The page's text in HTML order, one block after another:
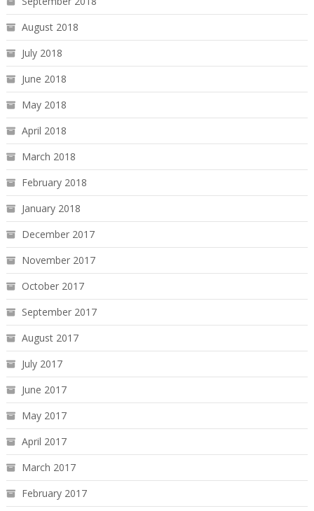
August 2018
July 2018
June 2018
May 2018
April 2018
March 2018
February 2018
January 2018
December 2017
November 2017
October 2017
September 2017
August 2017
July 2017
June 2017
May 2017
April 2017
March 2017
February 2017